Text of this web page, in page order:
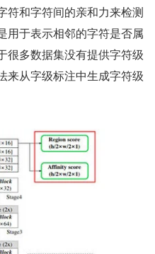
符和字符间的亲和力来检测
用于表示相邻的字符是否属
很多数据集没有提供字符级
来从字级标注中生成字符级